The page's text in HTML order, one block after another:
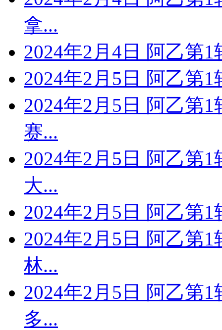
拿...
2024年2月4日 阿乙第
2024年2月5日 阿乙第
2024年2月5日 阿乙第
赛...
2024年2月5日 阿乙第
大...
2024年2月5日 阿乙第
2024年2月5日 阿乙第
林...
2024年2月5日 阿乙第
多...